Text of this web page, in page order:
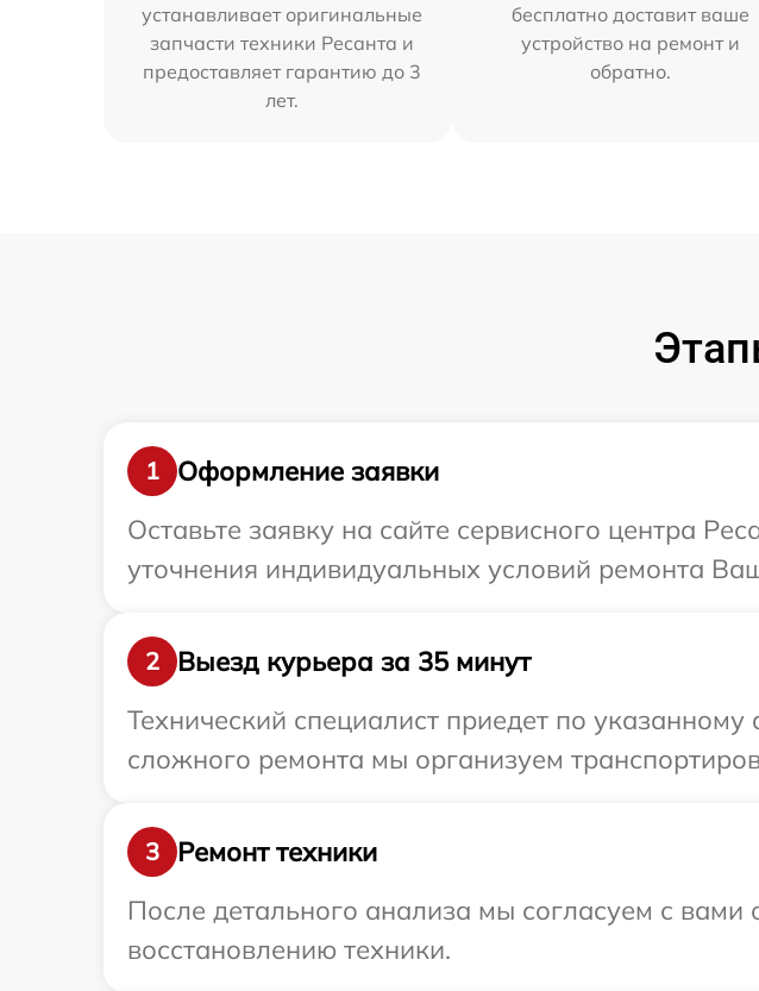
устанавливает оригинальные
запчасти техники Ресанта и
предоставляет гарантию до 3
лет.
бесплатно доставит ваше
устройство на ремонт и
обратно.
1
Оформление заявки
Оставьте заявку на сайте сервисного центра
уточнения индивидуальных условий ремонта
2
Выезд курьера за 35 минут
Технический специалист приедет по
сложного ремонта мы организуем
3
Ремонт техники
После детального анализа мы согласуем с
восстановлению техники.